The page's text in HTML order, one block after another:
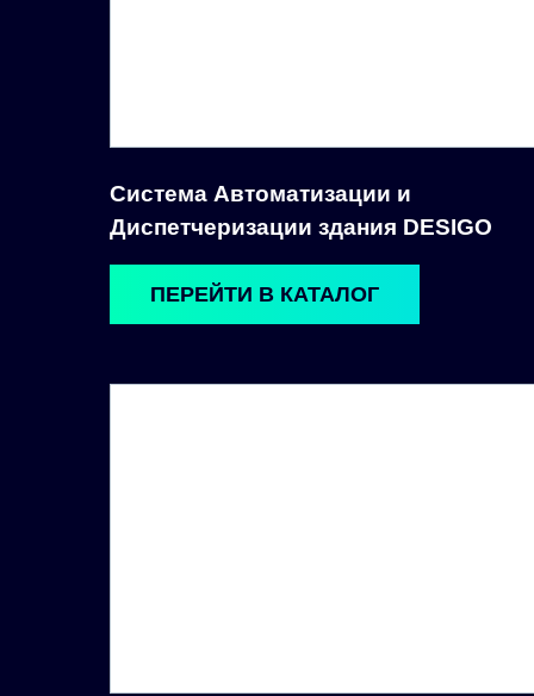
Система Автоматизации и
Диспетчеризации здания DESIGO
ПЕРЕЙТИ В КАТАЛОГ